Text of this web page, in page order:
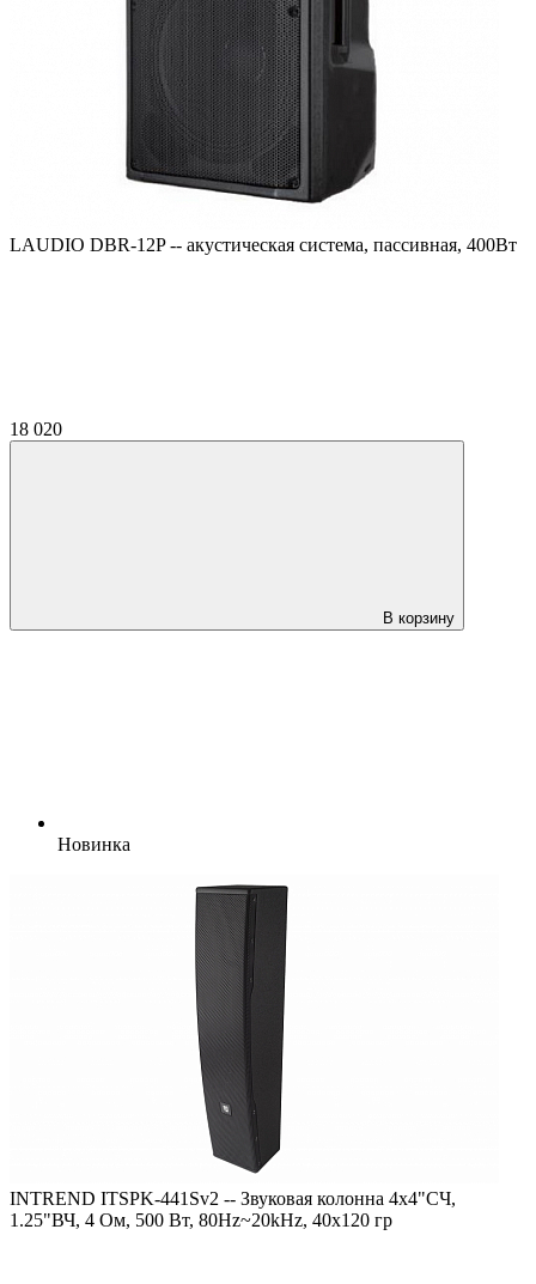
LAUDIO DBR-12P -- акустическая система, пассивная, 400Вт
18 020
В корзину
Новинка
INTREND ITSPK-441Sv2 -- Звуковая колонна 4х4"СЧ,
1.25"ВЧ, 4 Ом, 500 Вт, 80Hz~20kHz, 40х120 гр